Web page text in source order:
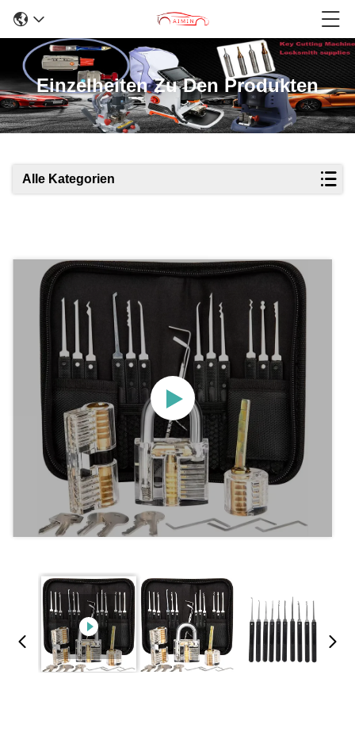
Einzelheiten Zu Den Produkten
Alle Kategorien